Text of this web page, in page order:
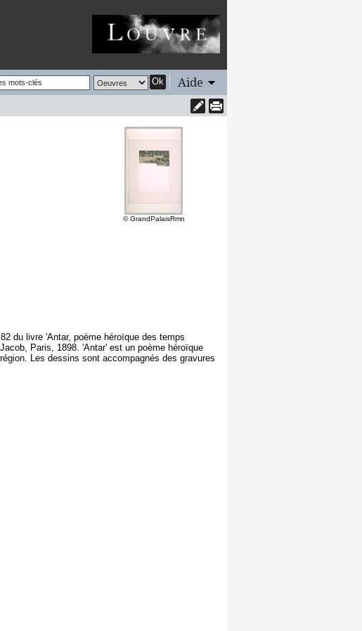
Ok Aide
© GrandPalaisRmn
du livre 'Antar, poème héroïque des temps
Paris, 1898. 'Antar' est un poème héroïque
Les dessins sont accompagnés des gravures